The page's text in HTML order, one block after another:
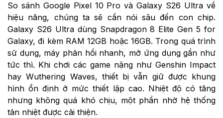
So sánh Google Pixel 10 Pro và Galaxy S26 Ultra về
hiệu năng, chúng ta sẽ cần nói sâu đến con chip.
Galaxy S26 Ultra dùng Snapdragon 8 Elite Gen 5 for
Galaxy, đi kèm RAM 12GB hoặc 16GB. Trong quá trình
sử dụng, máy phản hồi nhanh, mở ứng dụng gần như
tức thì. Khi chơi các game nặng như Genshin Impact
hay Wuthering Waves, thiết bị vẫn giữ được khung
hình ổn định ở mức thiết lập cao. Nhiệt độ có tăng
nhưng không quá khó chịu, một phần nhờ hệ thống
tản nhiệt được cải thiện.